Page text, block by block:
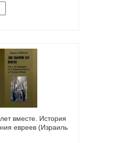
вместе. История
евреев (Израиль